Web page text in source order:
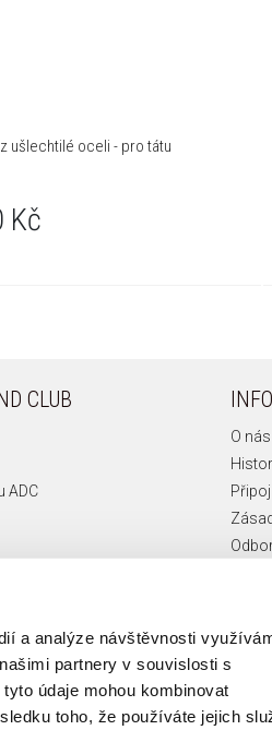
a analýze návštěvnosti
partnery v souvislosti s
údaje mohou kombinovat
toho, že používáte jejich
ušlechtilé oceli - pro tátu
Kč
CLUB
ADC
O nás